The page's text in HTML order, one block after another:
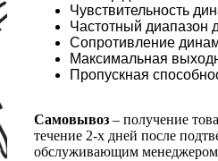
Чувствительность
Частотный диапазон
Сопротивление
Максимальная
Пропускная
Самовывоз – получение
течение 2-х дней после
обслуживающим